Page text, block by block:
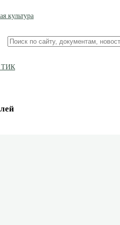
культура
Поиск
по
ТИК